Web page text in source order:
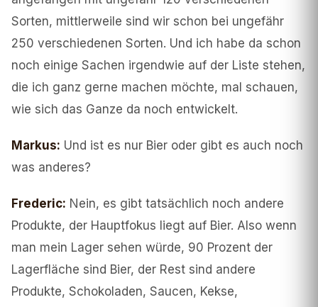
Sorten, mittlerweile sind wir schon bei ungefähr
250 verschiedenen Sorten. Und ich habe da schon
noch einige Sachen irgendwie auf der Liste stehen,
die ich ganz gerne machen möchte, mal schauen,
wie sich das Ganze da noch entwickelt.
Markus: Und ist es nur Bier oder gibt es auch noch
was anderes?
Frederic: Nein, es gibt tatsächlich noch andere
Produkte, der Hauptfokus liegt auf Bier. Also wenn
man mein Lager sehen würde, 90 Prozent der
Lagerfläche sind Bier, der Rest sind andere
Produkte, Schokoladen, Saucen, Kekse,